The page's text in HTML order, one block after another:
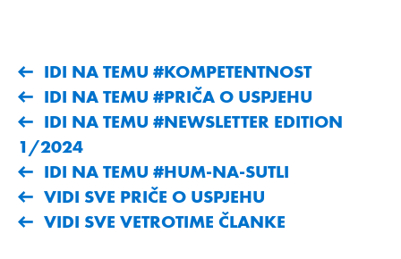
IDI NA TEMU #KOMPETENTNOST
IDI NA TEMU #PRIČA O USPJEHU
IDI NA TEMU #NEWSLETTER EDITION
1/2024
IDI NA TEMU #HUM-NA-SUTLI
VIDI SVE PRIČE O USPJEHU
VIDI SVE VETROTIME ČLANKE